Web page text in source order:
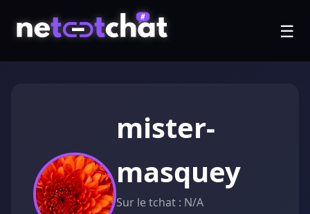
☰
mister-
masquey
Sur le tchat : N/A